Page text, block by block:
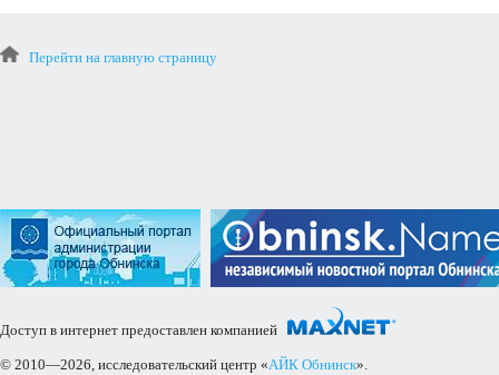
Перейти на главную страницу
Доступ в интернет предоставлен компанией
© 2010—2026, исследовательский центр «АЙК Обнинск».